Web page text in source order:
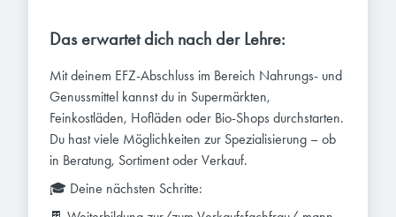
Das erwartet dich nach der Lehre:
Mit deinem EFZ-Abschluss im Bereich Nahrungs- und
Genussmittel kannst du in Supermärkten,
Feinkostläden, Hofläden oder Bio-Shops durchstarten.
Du hast viele Möglichkeiten zur Spezialisierung – ob
in Beratung, Sortiment oder Verkauf.
🎓 Deine nächsten Schritte: